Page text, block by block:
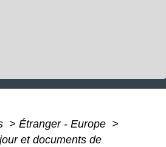
> Étranger - Europe >
et documents de